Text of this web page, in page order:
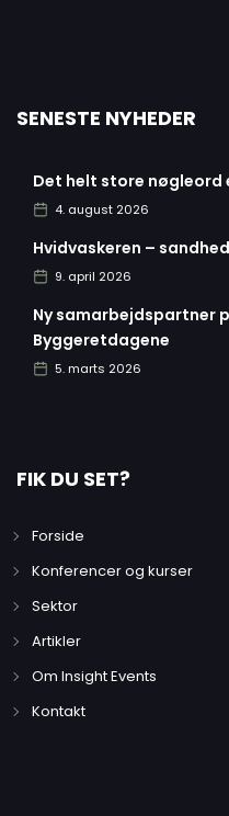
SENESTE NYHEDER
Det helt store
4. august 2026
Hvidvaskeren –
9. april 2026
Ny samarbejdspartner
Byggeretdagene
5. marts 2026
FIK DU SET?
Forside
Konferencer og kurser
Sektor
Artikler
Om Insight Events
Kontakt